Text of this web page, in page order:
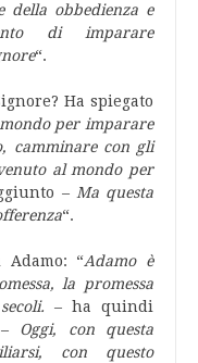
della obbedienza e
di imparare
“.
Ha spiegato
per imparare
camminare con gli
al mondo per
– Ma questa
“.
Adamo: “Adamo è
la promessa
– ha quindi
Oggi, con questa
con questo